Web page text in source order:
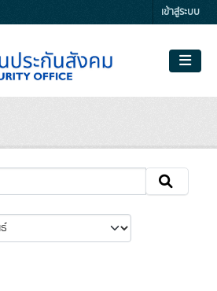
เข้าสู่ระบบ